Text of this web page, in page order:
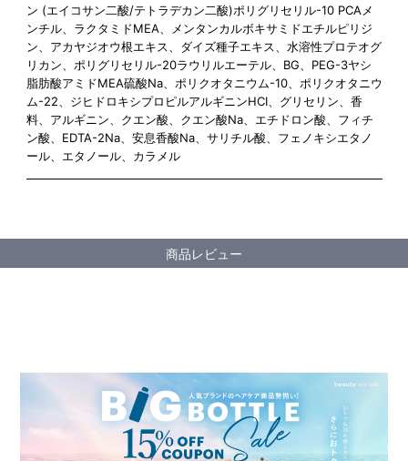
ン (エイコサン二酸/テトラデカン二酸)ポリグリセリル-10 PCAメ
ンチル、ラクタミドMEA、メンタンカルボキサミドエチルピリジ
ン、アカヤジオウ根エキス、ダイズ種子エキス、水溶性プロテオグ
リカン、ポリグリセリル-20ラウリルエーテル、BG、PEG-3ヤシ
脂肪酸アミドMEA硫酸Na、ポリクオタニウム-10、ポリクオタニウ
ム-22、ジヒドロキシプロピルアルギニンHCI、グリセリン、香
料、アルギニン、クエン酸、クエン酸Na、エチドロン酸、フィチ
ン酸、EDTA-2Na、安息香酸Na、サリチル酸、フェノキシエタノ
ール、エタノール、カラメル
商品レビュー